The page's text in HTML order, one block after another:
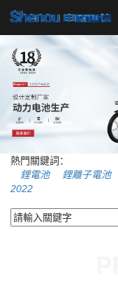
熱門關鍵詞：
鋰電池
鋰離子電池
2022